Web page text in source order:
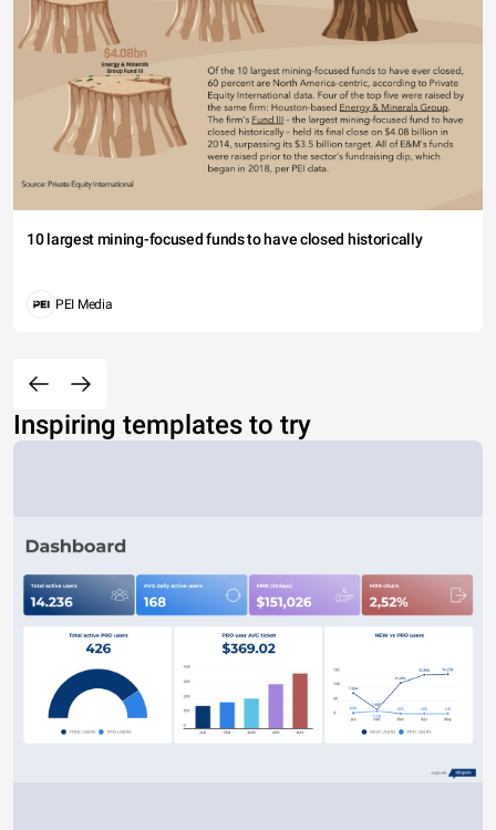
10 largest mining-focused funds to have closed historically
PEI Media
Inspiring templates to try